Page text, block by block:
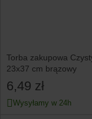
Torba zakupowa
23x37 cm brązowy
6,49 zł
Wysyłamy w 24h